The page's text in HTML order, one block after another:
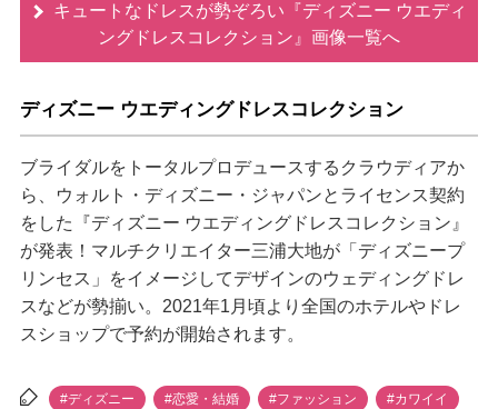
キュートなドレスが勢ぞろい『ディズニー ウエディ
ングドレスコレクション』画像一覧へ
ディズニー ウエディングドレスコレクション
ブライダルをトータルプロデュースするクラウディアか
ら、ウォルト・ディズニー・ジャパンとライセンス契約
をした『ディズニー ウエディングドレスコレクション』
が発表！マルチクリエイター三浦大地が「ディズニープ
リンセス」をイメージしてデザインのウェディングドレ
スなどが勢揃い。2021年1月頃より全国のホテルやドレ
スショップで予約が開始されます。
#ディズニー #恋愛・結婚 #ファッション #カワイイ